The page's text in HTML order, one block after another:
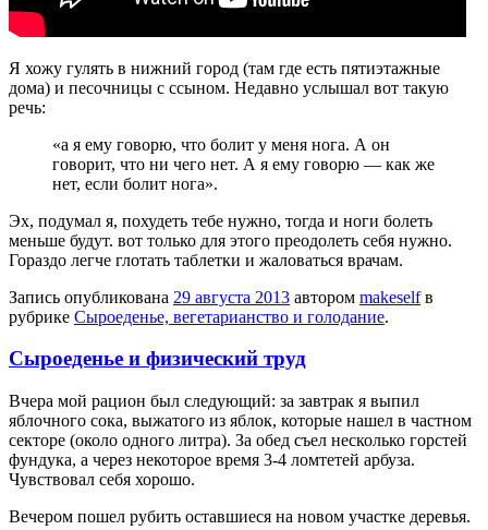
Я хожу гулять в нижний город (там где есть пятиэтажные
дома) и песочницы с ссыном. Недавно услышал вот такую
речь:
«а я ему говорю, что болит у меня нога. А он
говорит, что ни чего нет. А я ему говорю — как же
нет, если болит нога».
Эх, подумал я, похудеть тебе нужно, тогда и ноги болеть
меньше будут. вот только для этого преодолеть себя нужно.
Гораздо легче глотать таблетки и жаловаться врачам.
Запись опубликована 29 августа 2013 автором makeselfв
рубрике Сыроеденье, вегетарианство и голодание.
Сыроеденье и физический труд
Вчера мой рацион был следующий: за завтрак я выпил
яблочного сока, выжатого из яблок, которые нашел в частном
секторе (около одного литра). За обед съел несколько горстей
фундука, а через некоторое время 3-4 ломтетей арбуза.
Чувствовал себя хорошо.
Вечером пошел рубить оставшиеся на новом участке деревья.